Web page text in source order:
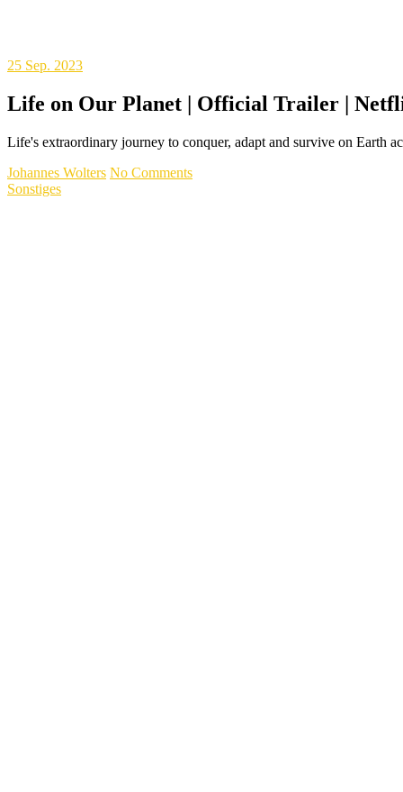
25 Sep. 2023
Life on Our Planet | Official Trailer |
Life's extraordinary journey to conquer, adapt and survive on Earth
Johannes Wolters No Comments
Sonstiges